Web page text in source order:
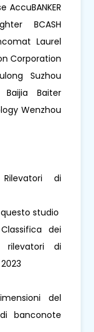
BCASH
Laurel
Corporation
Suzhou
Baijia Baiter
Wenzhou
di
studio
dei
rilevatori di
del
banconote